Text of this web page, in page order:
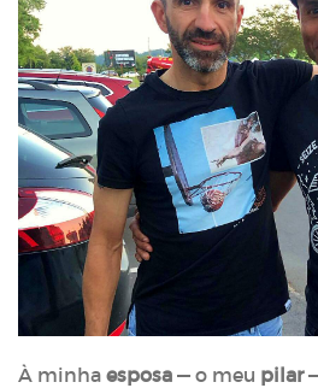
À minha esposa — o meu pilar